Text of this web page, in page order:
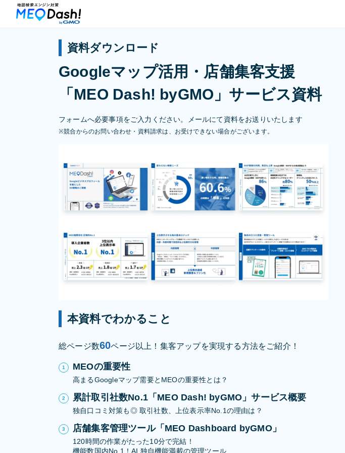
資料ダウンロード
Googleマップ活用・店舗集客支援
「MEO Dash! byGMO」サービス資料
フォームへ必要事項をご入力ください。メールにて資料をお送りいたします
※競合からのお問い合わせ・資料請求は、お受けできない場合がございます。
本資料でわかること
総ページ数60ページ以上！集客アップを実現する方法をご紹介！
MEOの重要性
高まるGoogleマップ需要とMEOの重要性とは？
累計取引社数No.1「MEO Dash! byGMO」サービス概要
独自口コミ対策も◎ 取引社数、上位表示率No.1の理由は？
店舗集客管理ツール「MEO Dashboard byGMO」
120時間の作業がたった10分で完結！
機能数国内No.1！AI 独自機能満載の管理ツール